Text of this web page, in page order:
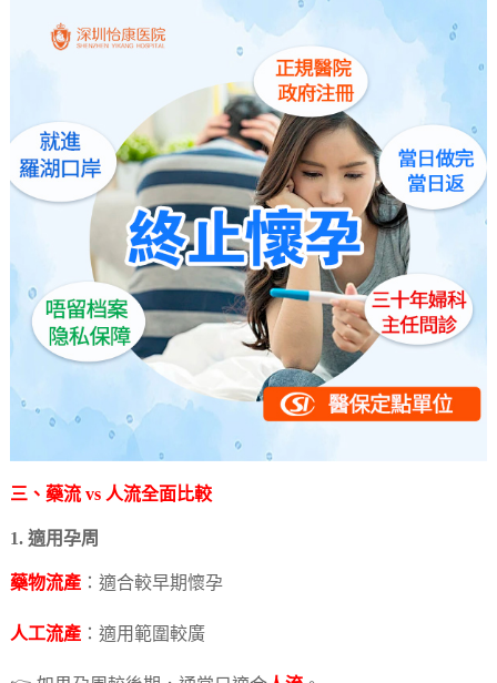
三、 藥流vs 人流全面比較
1. 適用孕周
藥物流產：適合較早期懷孕
人工流產：適用範圍較廣